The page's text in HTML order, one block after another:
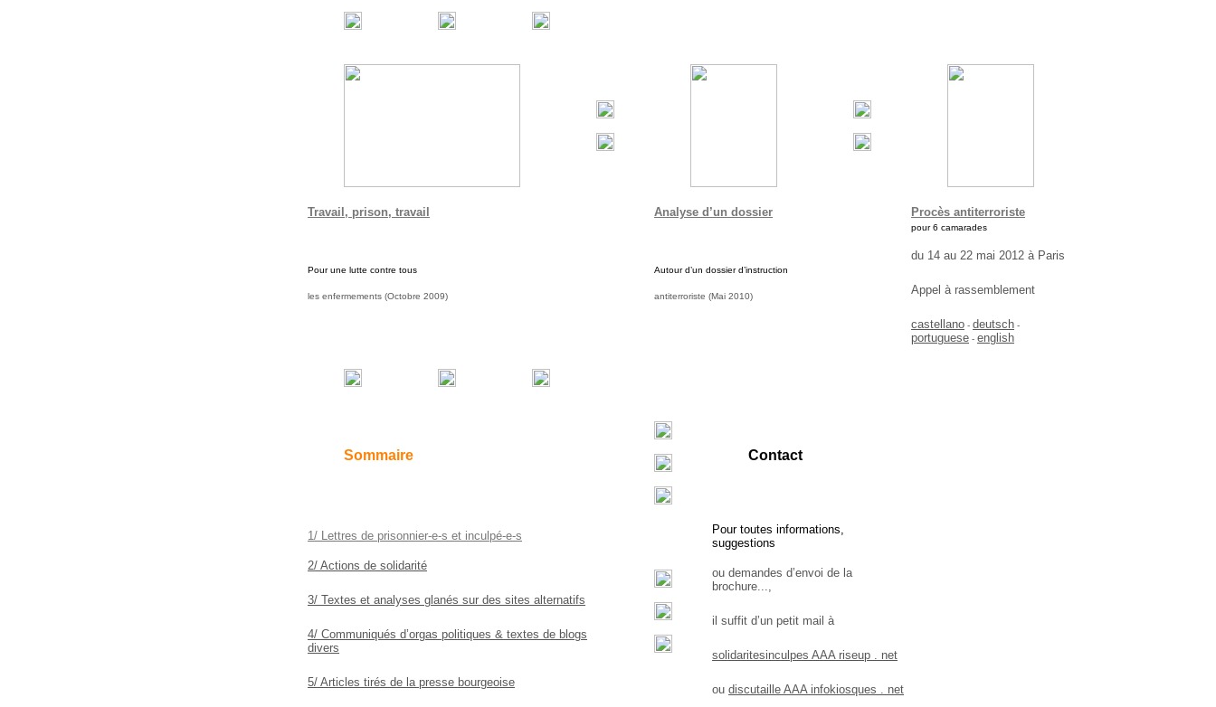
Travail, prison, travail Analyse d’un dossier Procès antiterroriste
Pour une lutte contre tous
les enfermements (Octobre 2009)
Autour d’un dossier d’instruction
antiterroriste (Mai 2010)
pour 6 camarades
du 14 au 22 mai 2012 à Paris
Appel à rassemblement
castellano - deutsch -
portuguese - english
Sommaire Contact
1/ Lettres de prisonnier-e-s et inculpé-e-s
2/ Actions de solidarité
3/ Textes et analyses glanés sur des sites alternatifs
4/ Communiqués d’orgas politiques & textes de blogs
divers
5/ Articles tirés de la presse bourgeoise
Pour toutes informations,
suggestions
ou demandes d’envoi de la
brochure...,
il suffit d’un petit mail à
solidaritesinculpes AAA riseup . net
ou discutaille AAA infokiosques . net